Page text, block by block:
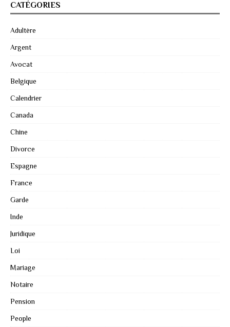
CATÉGORIES
Adultère
Argent
Avocat
Belgique
Calendrier
Canada
Chine
Divorce
Espagne
France
Garde
Inde
Juridique
Loi
Mariage
Notaire
Pension
People